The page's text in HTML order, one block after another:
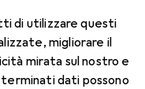
di utilizzare questi
migliorare il
mirata sul nostro e
dati possono